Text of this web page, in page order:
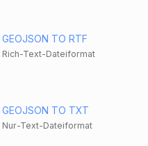
GEOJSON TO RTF
Rich-Text-Dateiformat
GEOJSON TO TXT
Nur-Text-Dateiformat